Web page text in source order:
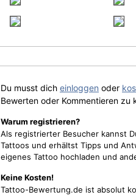
Du musst dich einloggen oder
Bewerten oder Kommentieren zu
Warum registrieren?
Als registrierter Besucher kannst
Tattoos und erhältst Tipps und
eigenes Tattoo hochladen und
Keine Kosten!
Tattoo-Bewertung.de ist absolut